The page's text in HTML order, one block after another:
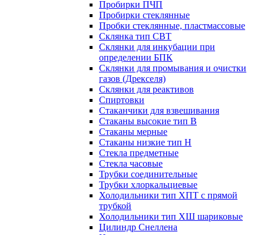
Пробирки ПЧП
Пробирки стеклянные
Пробки стеклянные, пластмассовые
Склянка тип СВТ
Склянки для инкубации при
определении БПК
Склянки для промывания и очистки
газов (Дрекселя)
Склянки для реактивов
Спиртовки
Стаканчики для взвешивания
Стаканы высокие тип В
Стаканы мерные
Стаканы низкие тип Н
Стекла предметные
Стекла часовые
Трубки соединительные
Трубки хлоркальциевые
Холодильники тип ХПТ с прямой
трубкой
Холодильники тип ХШ шариковые
Цилиндр Снеллена